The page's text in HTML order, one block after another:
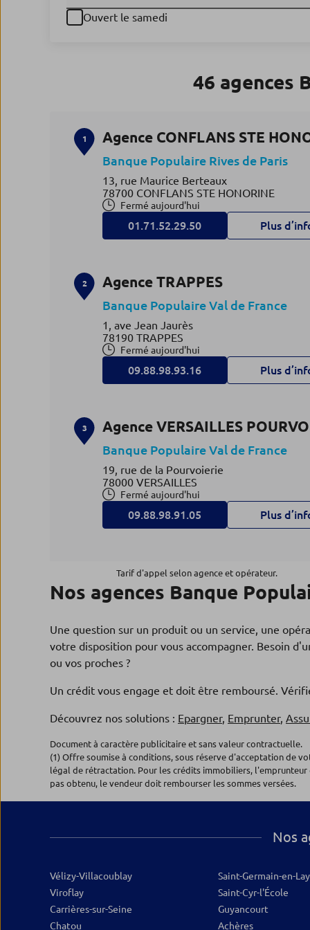
Ouvert le samedi
46 agences
1 Agence CONFLANS STE
Banque Populaire Rives de Paris
13, rue Maurice Berteaux
78700 CONFLANS STE HONORINE
Fermé aujourd'hui
01.71.52.29.50 Plus
2 Agence TRAPPES
Banque Populaire Val de France
1, ave Jean Jaurès
78190 TRAPPES
Fermé aujourd'hui
09.88.98.93.16 Plus
3 Agence VERSAILLES
Banque Populaire Val de France
19, rue de la Pourvoierie
78000 VERSAILLES
Fermé aujourd'hui
09.88.98.91.05 Plus
Agence MANTES LA JOLIE
GAMBETTA
1, Pl Aristide Briand
78207 MANTES LA JOLIE
Fermé aujourd'hui
Banque Populaire Val de France
1, rue d'Epernon
78550 HOUDAN
Fermé aujourd'hui
6 Agence RAMBOUILLET
Banque Populaire Val de France
Tarif d'appel selon agence et opérateur.
Nos agences Banque
Une question sur un produit ou un service, une
votre disposition pour vous accompagner. Besoin
ou vos proches ?
Un crédit vous engage et doit être remboursé.
Découvrez nos solutions : Epargner, Emprunter,
Document à caractère publicitaire et sans valeur contractuelle.
(1) Offre soumise à conditions, sous réserve d'acceptation de
légal de rétractation. Pour les crédits immobiliers,
pas obtenu, le vendeur doit rembourser les sommes versées.
Nos
Vélizy-Villacoublay
Viroflay
Carrières-sur-Seine
Chatou
Saint-Germain-en-
Saint-Cyr-l'École
Guyancourt
Achères